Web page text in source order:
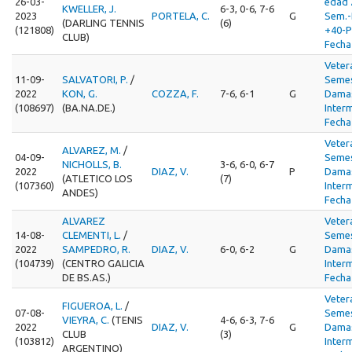
2023
(121808)
KWELLER, J.
(DARLING TENNIS
CLUB)
PORTELA, C.
6-3, 0-6, 7-6
(6)
G
+40-
11-09-
2022
(108697)
SALVATORI, P. /
KON, G.
(BA.NA.DE.)
COZZA, F. 7-6, 6-1 G
04-09-
2022
(107360)
ALVAREZ, M. /
NICHOLLS, B.
(ATLETICO LOS
ANDES)
DIAZ, V.
3-6, 6-0, 6-7
(7)
P
14-08-
2022
(104739)
ALVAREZ
CLEMENTI, L. /
SAMPEDRO, R.
(CENTRO GALICIA
DE BS.AS.)
DIAZ, V. 6-0, 6-2 G
07-08-
2022
(103812)
FIGUEROA, L. /
VIEYRA, C. (TENIS
CLUB
ARGENTINO)
DIAZ, V.
4-6, 6-3, 7-6
(3)
G